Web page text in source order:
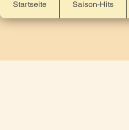
Startseite Saison-Hits